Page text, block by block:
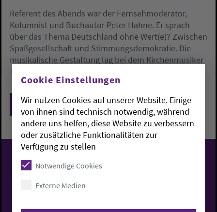
Referent des Abends war der Fernsehmoderator,
Kolumnist und Buchautor Peter Hahne. Er sprach
über das Thema Deutschland ohne Wert(e)? Zwischen
Spaßgesellschaft und Stimmungsdemokratie. Die
musikalische Gestaltung lag bei dem Kirchenmusiker
Tobias Götting.
Zurück
Evangelisch-Lutherische
Kirche in Oldenburg
Cookie Einstellungen
Wir nutzen Cookies auf unserer Website. Einige
von ihnen sind technisch notwendig, während
andere uns helfen, diese Website zu verbessern
oder zusätzliche Funktionalitäten zur
Verfügung zu stellen
Notwendige Cookies
Externe Medien